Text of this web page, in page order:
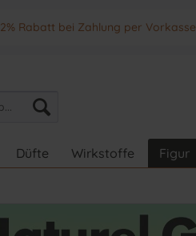
2% Rabatt bei Zahlung per Vorkasse
Düfte Wirkstoffe Figur